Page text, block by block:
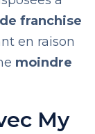
franchise
en raison
moindre
My